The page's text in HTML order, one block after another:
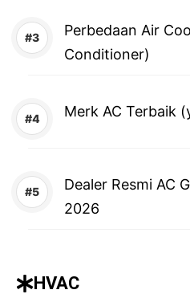
Perbedaan Air
Conditioner)
Merk AC Terbaik
Dealer Resmi AC
2026
HVAC